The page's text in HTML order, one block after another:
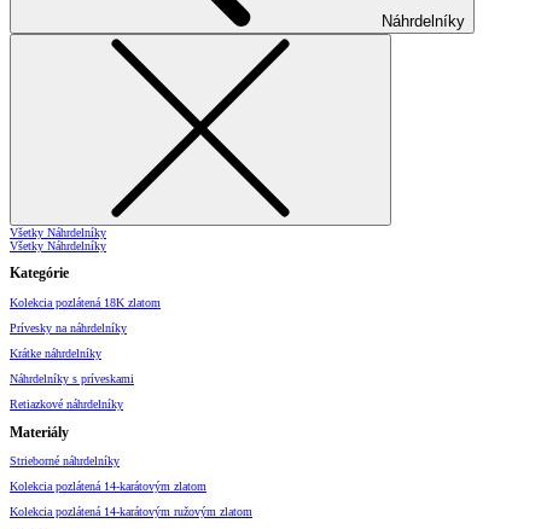
Náhrdelníky
Všetky Náhrdelníky
Všetky Náhrdelníky
Kategórie
Kolekcia pozlátená 18K zlatom
Prívesky na náhrdelníky
Krátke náhrdelníky
Náhrdelníky s príveskami
Retiazkové náhrdelníky
Materiály
Strieborné náhrdelníky
Kolekcia pozlátená 14-karátovým zlatom
Kolekcia pozlátená 14-karátovým ružovým zlatom